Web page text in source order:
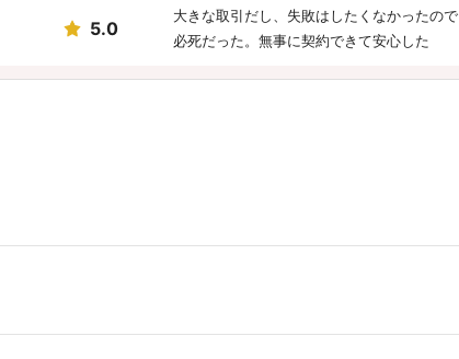
5.0
大きな取引だし、失敗はしたくなかったので
必死だった。無事に契約できて安心した
3.7
自信に溢れていた。